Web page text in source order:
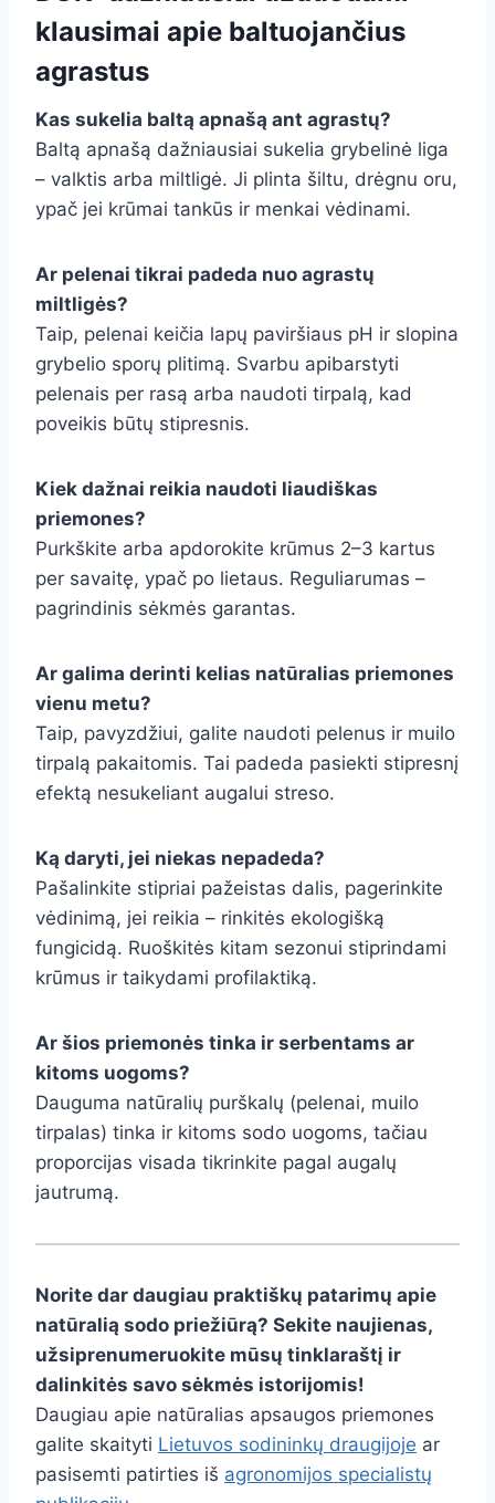
klausimai apie baltuojančius
agrastus
Kas sukelia baltą apnašą ant agrastų?
Baltą apnašą dažniausiai sukelia grybelinė liga
– valktis arba miltligė. Ji plinta šiltu, drėgnu oru,
ypač jei krūmai tankūs ir menkai vėdinami.
Ar pelenai tikrai padeda nuo agrastų
miltligės?
Taip, pelenai keičia lapų paviršiaus pH ir slopina
grybelio sporų plitimą. Svarbu apibarstyti
pelenais per rasą arba naudoti tirpalą, kad
poveikis būtų stipresnis.
Kiek dažnai reikia naudoti liaudiškas
priemones?
Purkškite arba apdorokite krūmus 2–3 kartus
per savaitę, ypač po lietaus. Reguliarumas –
pagrindinis sėkmės garantas.
Ar galima derinti kelias natūralias priemones
vienu metu?
Taip, pavyzdžiui, galite naudoti pelenus ir muilo
tirpalą pakaitomis. Tai padeda pasiekti stipresnį
efektą nesukeliant augalui streso.
Ką daryti, jei niekas nepadeda?
Pašalinkite stipriai pažeistas dalis, pagerinkite
vėdinimą, jei reikia – rinkitės ekologišką
fungicidą. Ruoškitės kitam sezonui stiprindami
krūmus ir taikydami profilaktiką.
Ar šios priemonės tinka ir serbentams ar
kitoms uogoms?
Dauguma natūralių purškalų (pelenai, muilo
tirpalas) tinka ir kitoms sodo uogoms, tačiau
proporcijas visada tikrinkite pagal augalų
jautrumą.
Norite dar daugiau praktiškų patarimų apie
natūralią sodo priežiūrą? Sekite naujienas,
užsiprenumeruokite mūsų tinklaraštį ir
dalinkitės savo sėkmės istorijomis!
Daugiau apie natūralias apsaugos priemones
galite skaityti Lietuvos sodininkų draugijoje ar
pasisemti patirties iš agronomijos specialistų